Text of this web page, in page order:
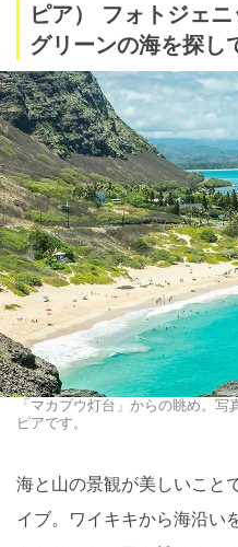
ピア） フォトジェ
グリーンの海を探し
「マカプウ灯台」からの眺め。
ピアです。
海と山の景観が美しいこと
イブ。ワイキキから海沿い